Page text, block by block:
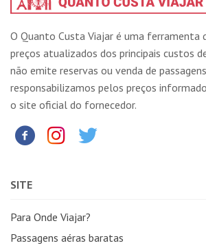
O Quanto Custa Viajar é uma ferramenta
preços atualizados dos principais custos
não emite reservas ou venda de
responsabilizamos pelos preços
o site oficial do fornecedor.
SITE
Para Onde Viajar?
Passagens aéras baratas